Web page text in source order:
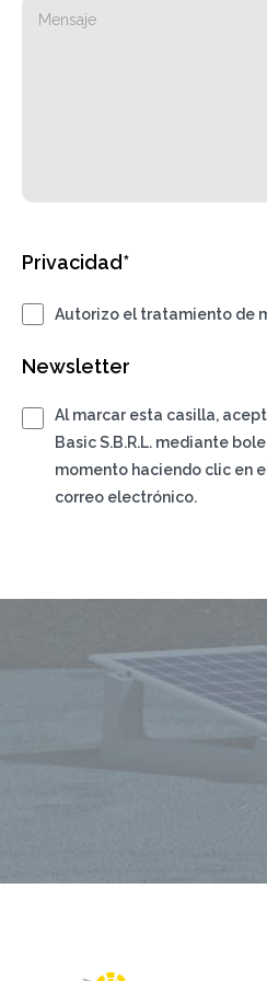
Privacidad*
Autorizo el tratamiento de
Newsletter
Al marcar esta casilla,
Basic S.B.R.L. mediante
momento haciendo clic en
correo electrónico.